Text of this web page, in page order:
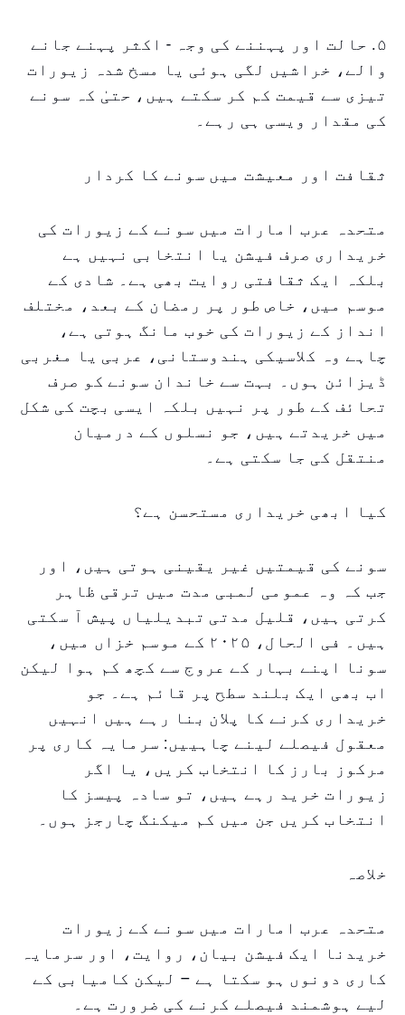
۵. حالت اور پہننے کی وجہ - اکثر پہنے جانے
والے، خراشیں لگی ہوئی یا مسخ شدہ زیورات
تیزی سے قیمت کم کر سکتے ہیں، حتیٰ کہ سونے
کی مقدار ویسی ہی رہے۔
ثقافت اور معیشت میں سونے کا کردار
متحدہ عرب امارات میں سونے کے زیورات کی
خریداری صرف فیشن یا انتخابی نہیں ہے
بلکہ ایک ثقافتی روایت بھی ہے۔ شادی کے
موسم میں، خاص طور پر رمضان کے بعد، مختلف
انداز کے زیورات کی خوب مانگ ہوتی ہے،
چاہے وہ کلاسیکی ہندوستانی، عربی یا مغربی
ڈیزائن ہوں۔ بہت سے خاندان سونے کو صرف
تحائف کے طور پر نہیں بلکہ ایسی بچت کی شکل
میں خریدتے ہیں، جو نسلوں کے درمیان
منتقل کی جا سکتی ہے۔
کیا ابھی خریداری مستحسن ہے؟
سونے کی قیمتیں غیر یقینی ہوتی ہیں، اور
جب کہ وہ عمومی لمبی مدت میں ترقی ظاہر
کرتی ہیں، قلیل مدتی تبدیلیاں پیش آ سکتی
ہیں۔ فی الحال، ۲۰۲۵ کے موسم خزاں میں،
سونا اپنے بہار کے عروج سے کچھ کم ہوا لیکن
اب بھی ایک بلند سطح پر قائم ہے۔ جو
خریداری کرنے کا پلان بنا رہے ہیں انہیں
معقول فیصلے لینے چاہییں: سرمایہ کاری پر
مرکوز بارز کا انتخاب کریں، یا اگر
زیورات خرید رہے ہیں، تو سادہ پیسز کا
انتخاب کریں جن میں کم میکنگ چارجز ہوں۔
خلاصہ
متحدہ عرب امارات میں سونے کے زیورات
خریدنا ایک فیشن بیان، روایت، اور سرمایہ
کاری دونوں ہو سکتا ہے – لیکن کامیابی کے
لیے ہوشمند فیصلے کرنے کی ضرورت ہے۔